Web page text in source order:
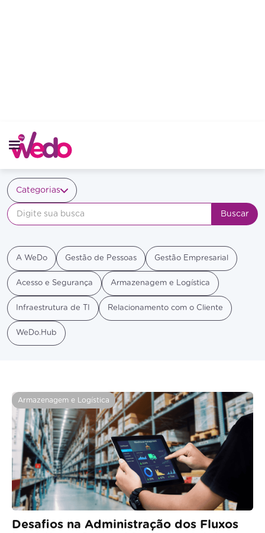
Categorias
A WeDo Gestão de Pessoas Gestão Empresarial
Acesso e Segurança Armazenagem e Logística
Infraestrutura de TI Relacionamento com o Cliente
WeDo.Hub
Controle de estoque
Armazenagem e Logística
Desafios na Administração dos Fluxos